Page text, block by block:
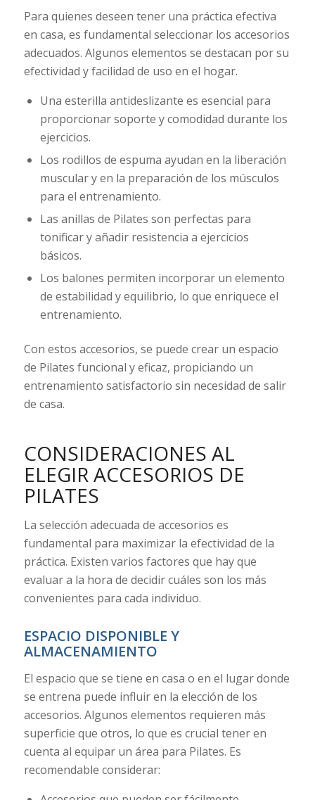
Para quienes deseen tener una práctica efectiva
en casa, es fundamental seleccionar los accesorios
adecuados. Algunos elementos se destacan por su
efectividad y facilidad de uso en el hogar.
Una esterilla antideslizante es esencial para
proporcionar soporte y comodidad durante los
ejercicios.
Los rodillos de espuma ayudan en la liberación
muscular y en la preparación de los músculos
para el entrenamiento.
Las anillas de Pilates son perfectas para
tonificar y añadir resistencia a ejercicios
básicos.
Los balones permiten incorporar un elemento
de estabilidad y equilibrio, lo que enriquece el
entrenamiento.
Con estos accesorios, se puede crear un espacio
de Pilates funcional y eficaz, propiciando un
entrenamiento satisfactorio sin necesidad de salir
de casa.
CONSIDERACIONES AL
ELEGIR ACCESORIOS DE
PILATES
La selección adecuada de accesorios es
fundamental para maximizar la efectividad de la
práctica. Existen varios factores que hay que
evaluar a la hora de decidir cuáles son los más
convenientes para cada individuo.
ESPACIO DISPONIBLE Y
ALMACENAMIENTO
El espacio que se tiene en casa o en el lugar donde
se entrena puede influir en la elección de los
accesorios. Algunos elementos requieren más
superficie que otros, lo que es crucial tener en
cuenta al equipar un área para Pilates. Es
recomendable considerar: